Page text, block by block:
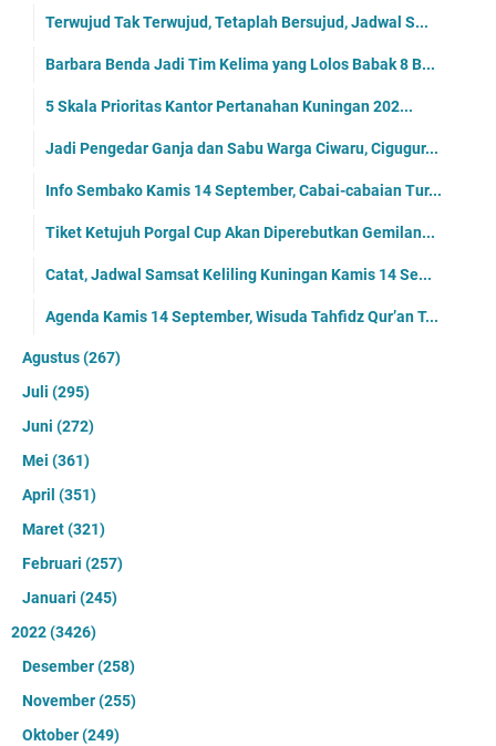
Terwujud Tak Terwujud, Tetaplah Bersujud, Jadwal S...
Barbara Benda Jadi Tim Kelima yang Lolos Babak 8 B...
5 Skala Prioritas Kantor Pertanahan Kuningan 202...
Jadi Pengedar Ganja dan Sabu Warga Ciwaru, Cigugur...
Info Sembako Kamis 14 September, Cabai-cabaian Tur...
Tiket Ketujuh Porgal Cup Akan Diperebutkan Gemilan...
Catat, Jadwal Samsat Keliling Kuningan Kamis 14 Se...
Agenda Kamis 14 September, Wisuda Tahfidz Qur’an T...
Agustus(267)
Juli (295)
Juni (272)
Mei (361)
April (351)
Maret(321)
Februari (257)
Januari (245)
2022(3426)
Desember(258)
November(255)
Oktober(249)